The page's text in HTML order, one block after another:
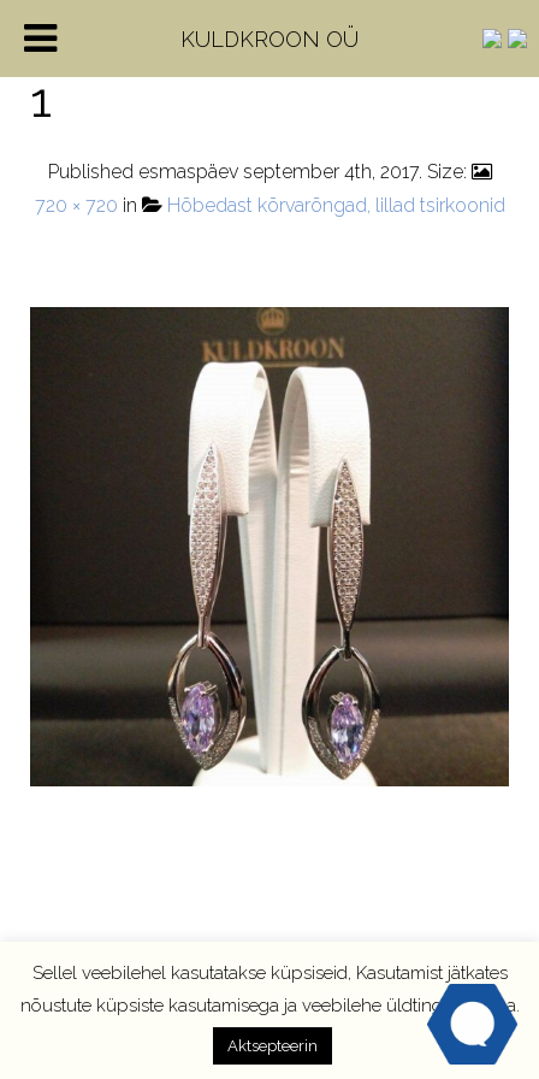
1
Published esmaspäev september 4th, 2017. Size:
720 × 720 in Hõbedast kõrvarõngad, lillad tsirkoonid
Sellel veebilehel kasutatakse küpsiseid, Kasutamist jätkates
nõustute küpsiste kasutamisega ja veebilehe üldtingimustega.
Aktsepteerin
KULDKROON OÜ